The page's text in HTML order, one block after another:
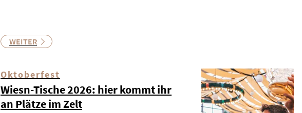
WEITER
Oktoberfest
Wiesn-Tische 2026: hier kommt ihr
an Plätze im Zelt